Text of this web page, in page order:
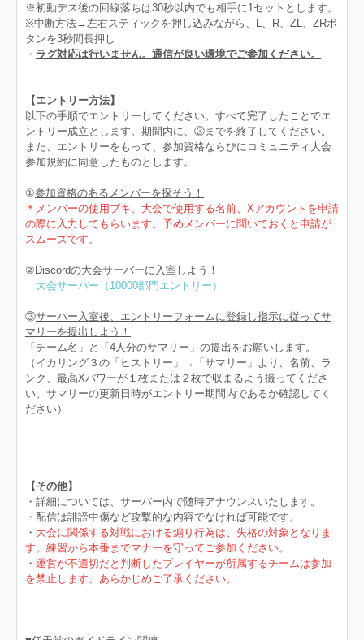
※初動デス後の回線落ちは30秒以内でも相手に1セットとします。
※中断方法→左右スティックを押し込みながら、L、R、ZL、ZRボ
タンを3秒間長押し
・ ラグ対応は行いません。通信が良い環境でご参加ください。
【エントリー方法】
以下の手順でエントリーしてください。すべて完了したことでエ
ントリー成立とします。期間内に、③までを終了してください。
また、エントリーをもって、参加資格ならびにコミュニティ大会
参加規約に同意したものとします。
①参加資格のあるメンバーを探そう！
＊メンバーの使用ブキ、大会で使用する名前、Xアカウントを申請
の際に入力してもらいます。予めメンバーに聞いておくと申請が
スムーズです。
② Discordの大会サーバーに入室しよう！
大会サーバー（10000部門エントリー）
③サーバー入室後、エントリーフォームに登録し指示に従ってサ
マリーを提出しよう！
「チーム名」と「4人分のサマリー」の提出をお願いします。
（イカリング３の「ヒストリー」→「サマリー」より、名前、ラ
ンク、最高Xパワーが１枚または２枚で収まるよう撮ってくださ
い。サマリーの更新日時がエントリー期間内であるか確認してく
ださい）
【その他】
・詳細については、サーバー内で随時アナウンスいたします。
・配信は誹謗中傷など攻撃的な内容でなければ可能です。
・ 大会に関係する対戦における煽り行為は、失格の対象となりま
す。練習から本番までマナーを守ってご参加ください。
・ 運営が不適切だと判断したプレイヤーが所属するチームは参加
を禁止します。あらかじめご了承ください。